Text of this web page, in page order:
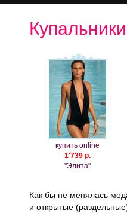
Купальники
купить online
1'739 р.
"Элита"
Как бы не менялась
и открытые